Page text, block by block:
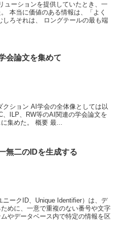
ューションを提供していたとき、一
本当に価値のある情報は、「よく
ろそれは、 ロングテールの最も端
会論文を集めて
ション AI学会の全体像としては以
ILP、RW等のAI関連の学会論文を
集めた。 概要 最...
無二のIDを生成する
ークID、Unique Identifier）は、デ
めに、一意で重複のない番号や文字
やデータベース内で特定の情報を区